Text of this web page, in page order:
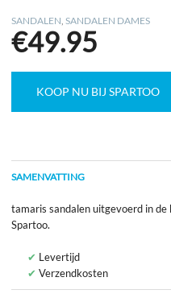
SANDALEN ,SANDALEN DAMES
€49.95
KOOP NU BIJ SPARTOO
SAMENVATTING
tamaris sandalen uitgevoerd in
Spartoo.
Levertijd
Verzendkosten